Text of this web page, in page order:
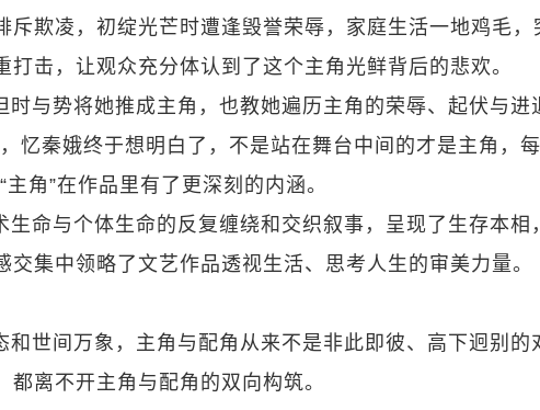
斥欺凌，初绽光芒时遭逢毁誉荣辱，家庭生活一地鸡毛，
击，让观众充分体认到了这个主角光鲜背后的悲欢。
时与势将她推成主角，也教她遍历主角的荣辱、起伏与进
忆秦娥终于想明白了，不是站在舞台中间的才是主角，
角”在作品里有了更深刻的内涵。
生命与个体生命的反复缠绕和交织叙事，呈现了生存本相
交集中领略了文艺作品透视生活、思考人生的审美力量。
和世间万象，主角与配角从来不是非此即彼、高下迥别的
离不开主角与配角的双向构筑。